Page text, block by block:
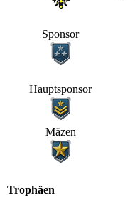
Sponsor
Hauptsponsor
Mäzen
Trophäen